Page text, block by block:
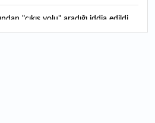
"çıkış yolu" aradığı iddia edildi